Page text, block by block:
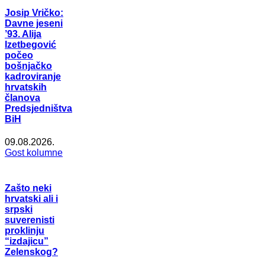
Josip Vričko:
Davne jeseni
’93. Alija
Izetbegović
počeo
bošnjačko
kadroviranje
hrvatskih
članova
Predsjedništva
BiH
09.08.2026.
Gost kolumne
Zašto neki
hrvatski ali i
srpski
suverenisti
proklinju
“izdajicu”
Zelenskog?